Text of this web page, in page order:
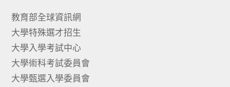
教育部全球資訊網
大學特殊選才招生
大學入學考試中心
大學術科考試委員會
大學甄選入學委員會